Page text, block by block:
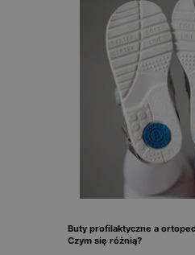
Buty profilaktyczne a
Czym się różnią?